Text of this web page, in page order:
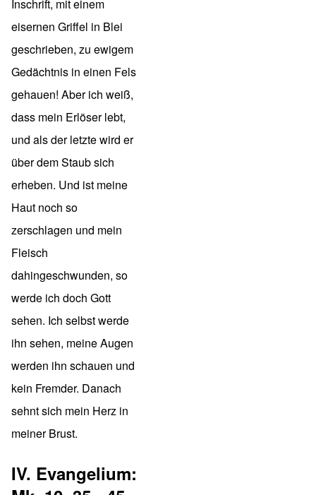
Inschrift, mit einem
eisernen Griffel in Blei
geschrieben, zu ewigem
Gedächtnis in einen Fels
gehauen! Aber ich weiß,
dass mein Erlöser lebt,
und als der letzte wird er
über dem Staub sich
erheben. Und ist meine
Haut noch so
zerschlagen und mein
Fleisch
dahingeschwunden, so
werde ich doch Gott
sehen. Ich selbst werde
ihn sehen, meine Augen
werden ihn schauen und
kein Fremder. Danach
sehnt sich mein Herz in
meiner Brust.
IV. Evangelium: